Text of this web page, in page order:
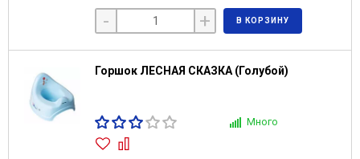
- + В КОРЗИНУ
Горшок ЛЕСНАЯ СКАЗКА (Голубой)
Много